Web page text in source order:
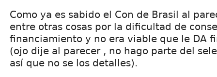
Como ya es sabido el Con de Brasil al
entre otras cosas por la dificultad de
financiamiento y no era viable que le DA
(ojo dije al parecer , no hago parte del
así que no se los detalles).